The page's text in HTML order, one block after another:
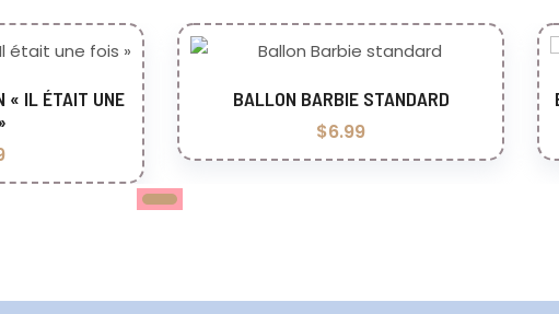
« IL ÉTAIT UNE
Ajouter au panier
BALLON BARBIE STANDARD
$6.99